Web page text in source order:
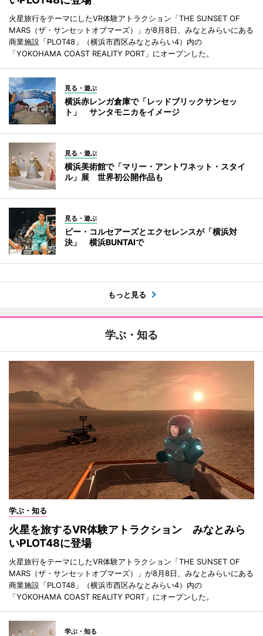
火星旅行をテーマにしたVR体験アトラクション「THE SUNSET OF
MARS（ザ・サンセットオブマーズ）」が8月8日、みなとみらいにある
商業施設「PLOT48」（横浜市西区みなとみらい4）内の
「YOKOHAMA COAST REALITY PORT」にオープンした。
見る・遊ぶ
横浜赤レンガ倉庫で「レッドブリックサンセッ
ト」 サンタモニカをイメージ
見る・遊ぶ
横浜美術館で「マリー・アントワネット・スタイ
ル」展 世界初公開作品も
見る・遊ぶ
ビー・コルセアーズとエクセレンスが「横浜対
決」 横浜BUNTAIで
もっと見る
学ぶ・知る
学ぶ・知る
火星を旅するVR体験アトラクション みなとみら
いPLOT48に登場
火星旅行をテーマにしたVR体験アトラクション「THE SUNSET OF
MARS（ザ・サンセットオブマーズ）」が8月8日、みなとみらいにある
商業施設「PLOT48」（横浜市西区みなとみらい4）内の
「YOKOHAMA COAST REALITY PORT」にオープンした。
学ぶ・知る